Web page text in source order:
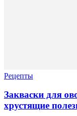
Рецепты
Закваски для
хрустящие